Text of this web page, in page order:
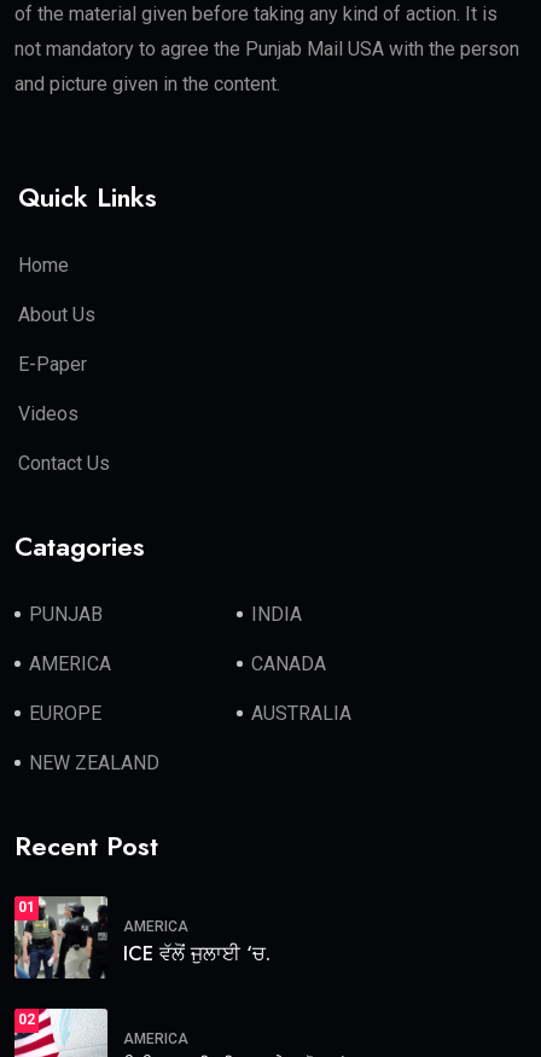
of the material given before taking any kind of action. It is
not mandatory to agree the Punjab Mail USA with the person
and picture given in the content.
Quick Links
Home
About Us
E-Paper
Videos
Contact Us
Catagories
PUNJAB INDIA
AMERICA CANADA
EUROPE AUSTRALIA
NEW ZEALAND
Recent Post
01
AMERICA
ICE ਵੱਲੋਂ ਜੁਲਾਈ ‘ਚ.
02
AMERICA